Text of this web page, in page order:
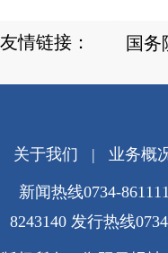
友情链接：
关于我们 | 业务概
新闻热线0734-
8243140 发行热线